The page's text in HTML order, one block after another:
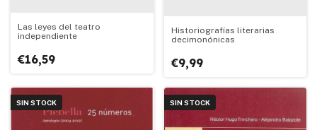
Las leyes del teatro
independiente
€16,59
Historiografías literarias
decimonónicas
€9,99
SIN STOCK SIN STOCK